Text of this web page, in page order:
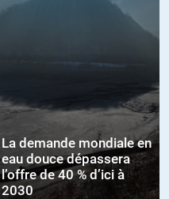
La demande mondiale en
eau douce dépassera
l’offre de 40 % d’ici à
2030